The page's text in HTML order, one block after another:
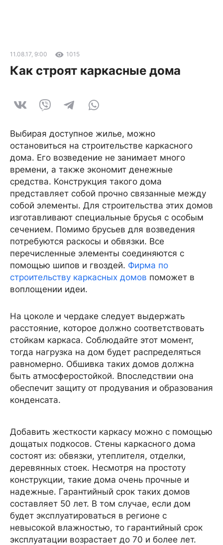
11.08.17, 9:00 1015
Как строят каркасные дома
Выбирая доступное жилье, можно
остановиться на строительстве каркасного
дома. Его возведение не занимает много
времени, а также экономит денежные
средства. Конструкция такого дома
представляет собой прочно связанные между
собой элементы. Для строительства этих домов
изготавливают специальные брусья с особым
сечением. Помимо брусьев для возведения
потребуются раскосы и обвязки. Все
перечисленные элементы соединяются с
помощью шипов и гвоздей. Фирма по
строительству каркасных домов поможет в
воплощении идеи.
На цоколе и чердаке следует выдержать
расстояние, которое должно соответствовать
стойкам каркаса. Соблюдайте этот момент,
тогда нагрузка на дом будет распределяться
равномерно. Обшивка таких домов должна
быть атмосферостойкой. Впоследствии она
обеспечит защиту от продувания и образования
конденсата.
Добавить жесткости каркасу можно с помощью
дощатых подкосов. Стены каркасного дома
состоят из: обвязки, утеплителя, отделки,
деревянных стоек. Несмотря на простоту
конструкции, такие дома очень прочные и
надежные. Гарантийный срок таких домов
составляет 50 лет. В том случае, если дом
будет эксплуатироваться в регионе с
невысокой влажностью, то гарантийный срок
эксплуатации возрастает до 70 и более лет.